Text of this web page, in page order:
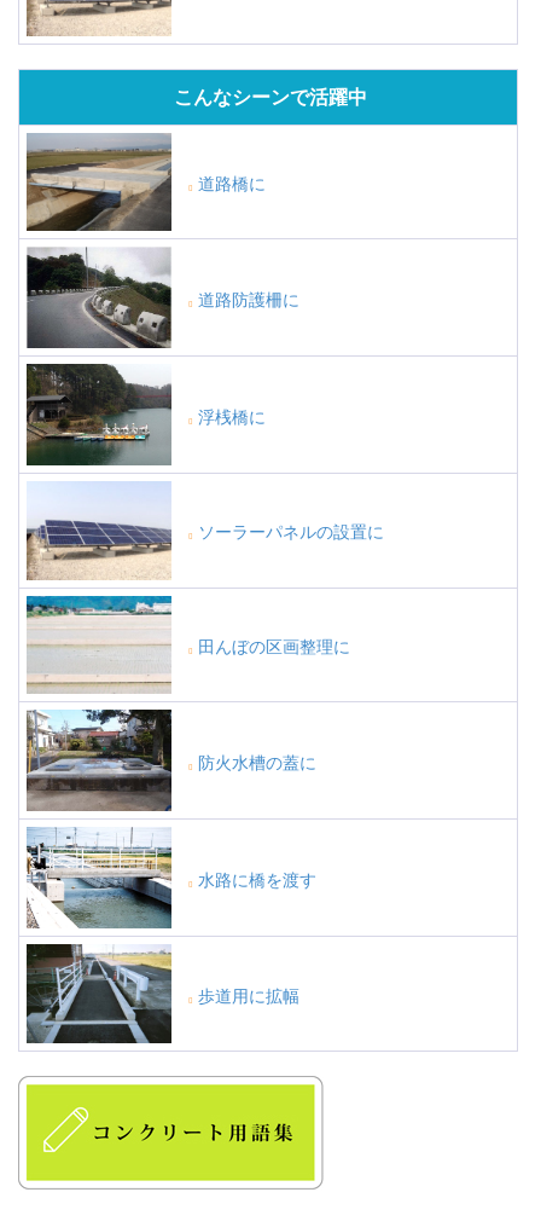
こんなシーンで活躍中
道路橋に
道路防護柵に
浮桟橋に
ソーラーパネルの設置に
田んぼの区画整理に
防火水槽の蓋に
水路に橋を渡す
歩道用に拡幅